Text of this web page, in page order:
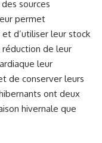
sources
permet
d’utiliser leur stock
réduction de leur
leur
de conserver leurs
ont deux
hivernale que